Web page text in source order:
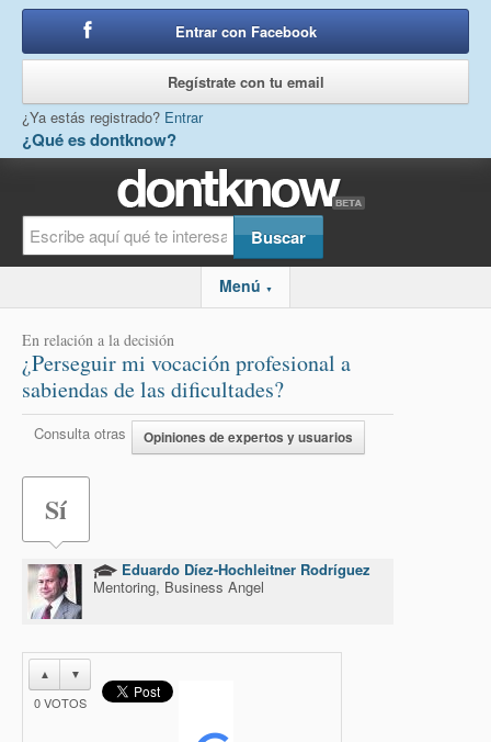
¿Qué es dontknow?
Entrar con Facebook
Regístrate con tu email
¿Ya estás registrado? Entrar
Menú ▼
En relación a la decisión
¿Perseguir mi vocación profesional a
sabiendas de las dificultades?
Consulta otras Opiniones de expertos y usuarios
Sí
Eduardo Díez-Hochleitner Rodríguez
Mentoring, Business Angel
▲ ▼
0VOTOS